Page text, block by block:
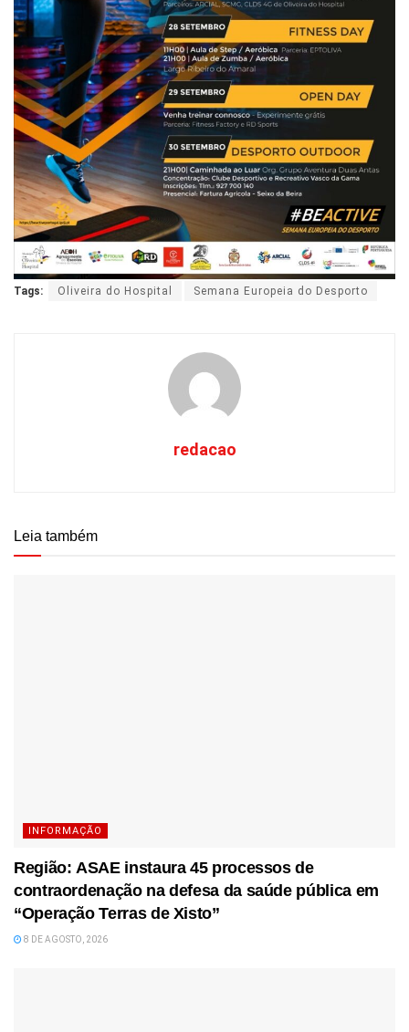
Tags: Oliveira do Hospital Semana Europeia do Desporto
redacao
Leia também
INFORMAÇÃO
Região: ASAE instaura 45 processos de
contraordenação na defesa da saúde pública em
“Operação Terras de Xisto”
8 DE AGOSTO, 2026